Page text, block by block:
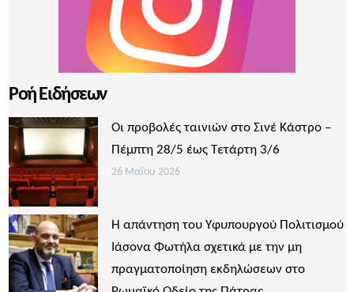
Ροή Ειδήσεων
Οι προβολές ταινιών στο Σινέ Κάστρο –
Πέμπτη 28/5 έως Τετάρτη 3/6
26 Μαΐου 2026
Η απάντηση του Υφυπουργού Πολιτισμού
Ιάσονα Φωτήλα σχετικά με την μη
πραγματοποίηση εκδηλώσεων στο